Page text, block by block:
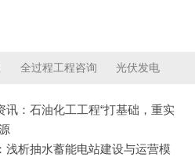
全过程工程咨询 光伏发电
讯：石油化工工程“打基础，重实
浅析抽水蓄能电站建设与运营模